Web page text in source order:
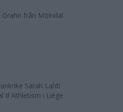
från Mölndal
Sarah Lahti
d´Athletism i Liège